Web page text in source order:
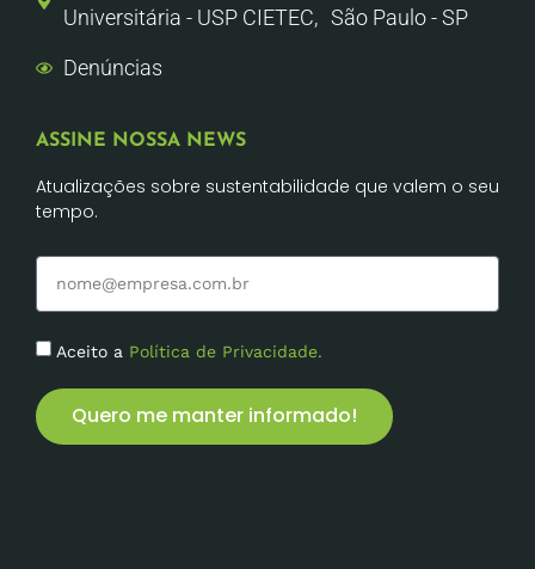
Universitária - USP CIETEC, São Paulo - SP
Denúncias
ASSINE NOSSA NEWS
Atualizações sobre sustentabilidade que valem o seu
tempo.
Aceito a Política de Privacidade.
Quero me manter informado!